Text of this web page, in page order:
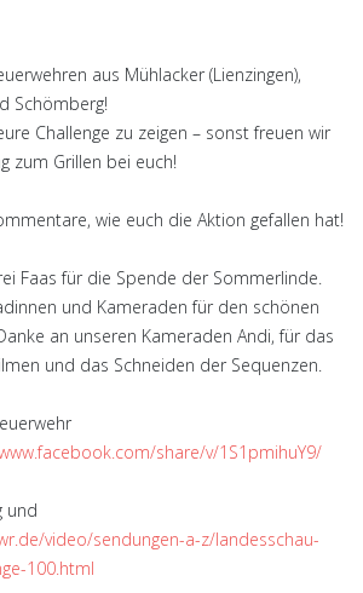
aus Mühlacker (Lienzingen),
Schömberg!
Challenge zu zeigen – sonst freuen wir
zum Grillen bei euch!
wie euch die Aktion gefallen hat!
Faas für die Spende der Sommerlinde.
und Kameraden für den schönen
an unseren Kameraden Andi, für das
und das Schneiden der Sequenzen.
share/v/1S1pmihuY9/
und
video/sendungen-a-z/landesschau-
100.html